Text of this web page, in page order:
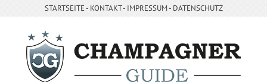
STARTSEITE- ­ KONTAKT- ­ IMPRESSUM- DATENSCHUTZ